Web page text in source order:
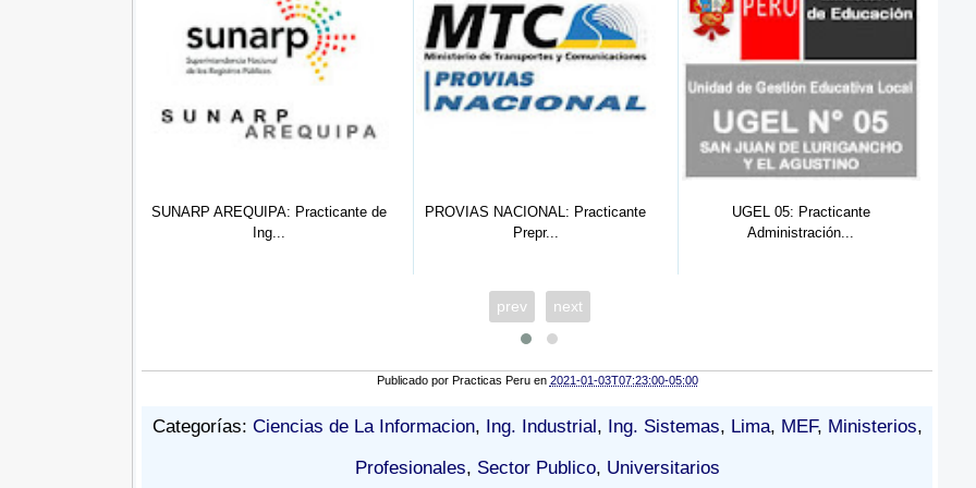
SUNARP AREQUIPA: Practicante de
PROVIAS NACIONAL: Practicante
UGEL 05: Practicante
MEF: Practicante Pre-
prev next
Publicado por Practicas Peru en 2021-01-03T07:23:00-05:00
Categorías: Ciencias de La Informacion, Ing. Industrial , Ing. Sistemas, Lima, MEF, Ministerios,
Profesionales, Sector Publico, Universitarios